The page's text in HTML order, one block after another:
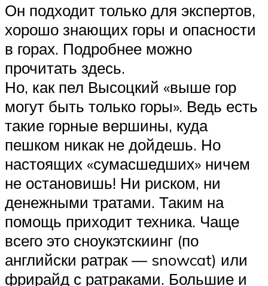
Он подходит только для экспертов,
хорошо знающих горы и опасности
в горах. Подробнее можно
прочитать здесь.
Но, как пел Высоцкий «выше гор
могут быть только горы». Ведь есть
такие горные вершины, куда
пешком никак не дойдешь. Но
настоящих «сумасшедших» ничем
не остановишь! Ни риском, ни
денежными тратами. Таким на
помощь приходит техника. Чаще
всего это сноукэтскиинг (по
английски ратрак — snowcat) или
фрирайд с ратраками. Большие и